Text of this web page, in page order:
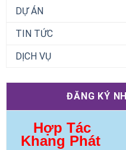
DỰ ÁN
TIN TỨC
DỊCH VỤ
ĐĂNG KÝ
Hợp Tác
Khang Phát